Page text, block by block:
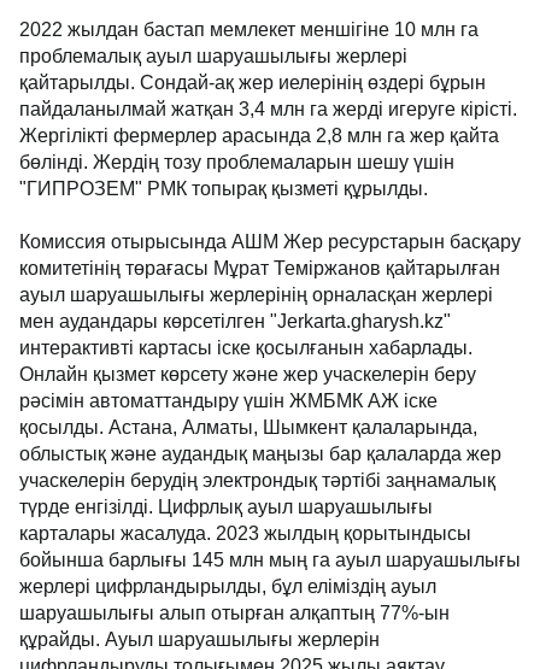
2022 жылдан бастап мемлекет меншігіне 10 млн га
проблемалық ауыл шаруашылығы жерлері
қайтарылды. Сондай-ақ жер иелерінің өздері бұрын
пайдаланылмай жатқан 3,4 млн га жерді игеруге кірісті.
Жергілікті фермерлер арасында 2,8 млн га жер қайта
бөлінді. Жердің тозу проблемаларын шешу үшін
"ГИПРОЗЕМ" РМК топырақ қызметі құрылды.
Комиссия отырысында АШМ Жер ресурстарын басқару
комитетінің төрағасы Мұрат Теміржанов қайтарылған
ауыл шаруашылығы жерлерінің орналасқан жерлері
мен аудандары көрсетілген "Jerkarta.gharysh.kz"
интерактивті картасы іске қосылғанын хабарлады.
Онлайн қызмет көрсету және жер учаскелерін беру
рәсімін автоматтандыру үшін ЖМБМК АЖ іске
қосылды. Астана, Алматы, Шымкент қалаларында,
облыстық және аудандық маңызы бар қалаларда жер
учаскелерін берудің электрондық тәртібі заңнамалық
түрде енгізілді. Цифрлық ауыл шаруашылығы
карталары жасалуда. 2023 жылдың қорытындысы
бойынша барлығы 145 млн мың га ауыл шаруашылығы
жерлері цифрландырылды, бұл еліміздің ауыл
шаруашылығы алып отырған алқаптың 77%-ын
құрайды. Ауыл шаруашылығы жерлерін